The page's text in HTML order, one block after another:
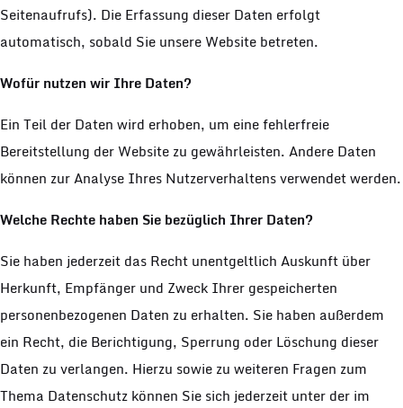
Seitenaufrufs). Die Erfassung dieser Daten erfolgt
automatisch, sobald Sie unsere Website betreten.
Wofür nutzen wir Ihre Daten?
Ein Teil der Daten wird erhoben, um eine fehlerfreie
Bereitstellung der Website zu gewährleisten. Andere Daten
können zur Analyse Ihres Nutzerverhaltens verwendet werden.
Welche Rechte haben Sie bezüglich Ihrer Daten?
Sie haben jederzeit das Recht unentgeltlich Auskunft über
Herkunft, Empfänger und Zweck Ihrer gespeicherten
personenbezogenen Daten zu erhalten. Sie haben außerdem
ein Recht, die Berichtigung, Sperrung oder Löschung dieser
Daten zu verlangen. Hierzu sowie zu weiteren Fragen zum
Thema Datenschutz können Sie sich jederzeit unter der im